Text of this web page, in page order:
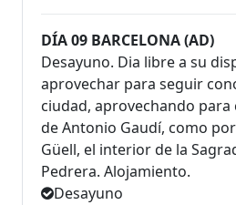
DÍA 09 BARCELONA (AD)
Desayuno. Dia libre a su
aprovechar para seguir
ciudad, aprovechando para
de Antonio Gaudí, como
Güell, el interior de la
Pedrera. Alojamiento.
Desayuno